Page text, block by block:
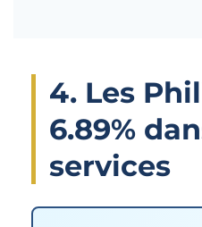
4. Les
6.89%
services